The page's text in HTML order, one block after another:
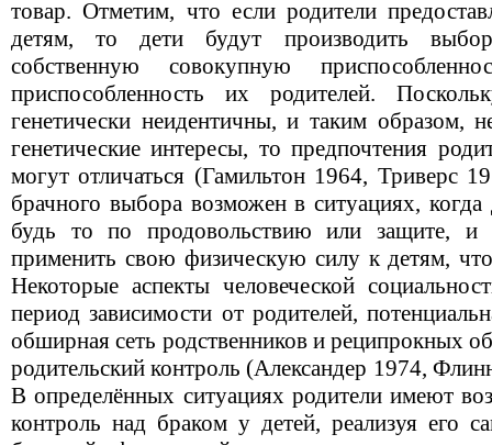
товар. Отметим, что если родители
детям, то дети будут производить
собственную совокупную
приспособленность их родителей.
генетически неидентичны, и таким образом,
генетические интересы, то предпочтения
могут отличаться (Гамильтон 1964, Триверс
брачного выбора возможен в ситуациях, когда
будь то по продовольствию или защите, и
применить свою физическую силу к детям,
Некоторые аспекты человеческой
период зависимости от родителей,
обширная сеть родственников и реципрокных
родительский контроль (Александер 1974,
В определённых ситуациях родители имеют
контроль над браком у детей, реализуя его